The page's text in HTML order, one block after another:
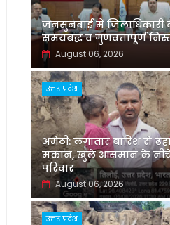
जनसुनवाई में जिलाधिकारी
समयबद्ध व गुणवत्तापूर्ण
August 06, 2026
उत्तर प्रदेश
अमेठी: लगातार बारिश से
मकान, खुले आसमान के
परिवार
August 06, 2026
उत्तर प्रदेश